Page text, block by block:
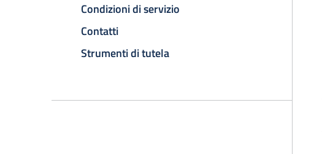
Condizioni di servizio
Contatti
Strumenti di tutela